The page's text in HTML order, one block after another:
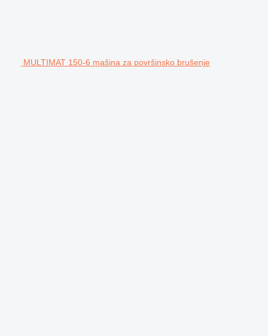
MULTIMAT 150-6 mašina za površinsko brušenje